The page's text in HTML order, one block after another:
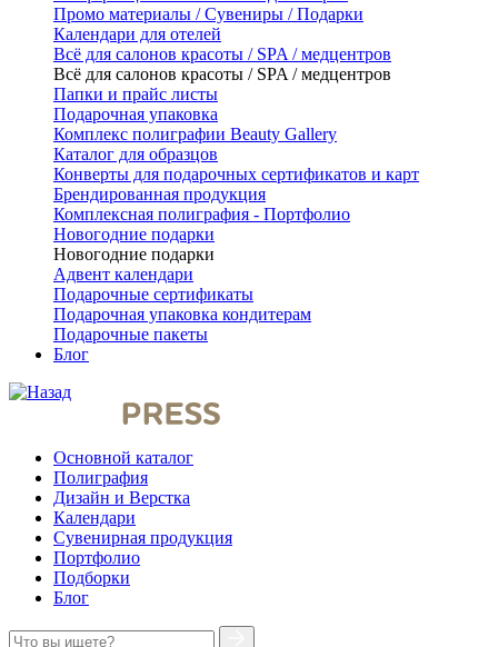
Промо материалы / Сувениры / Подарки
Календари для отелей
Всё для салонов красоты / SPA / медцентров
Всё для салонов красоты / SPA / медцентров
Папки и прайс листы
Подарочная упаковка
Комплекс полиграфии Beauty Gallery
Каталог для образцов
Конверты для подарочных сертификатов и карт
Брендированная продукция
Комплексная полиграфия - Портфолио
Новогодние подарки
Новогодние подарки
Адвент календари
Подарочные сертификаты
Подарочная упаковка кондитерам
Подарочные пакеты
Блог
Основной каталог
Полиграфия
Дизайн и Верстка
Календари
Сувенирная продукция
Портфолио
Подборки
Блог